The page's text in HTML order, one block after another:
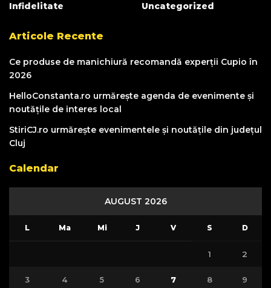
Infidelitate
Uncategorized
Articole Recente
Ce produse de manichiură recomandă experții Cupio în
2026
HelloConstanta.ro urmărește agenda de evenimente și
noutățile de interes local
StiriCJ.ro urmărește evenimentele și noutățile din județul
Cluj
Calendar
AUGUST 2026
L Ma Mi J V S D
1 2
3 4 5 6 7 8 9